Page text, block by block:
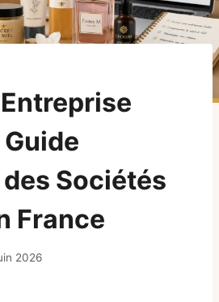
Sociétés
France
2026